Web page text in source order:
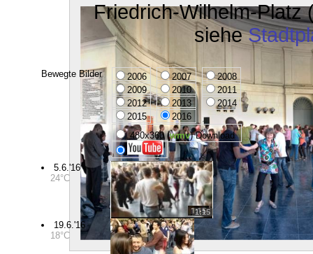
Friedrich-Wilhelm-Platz
siehe
Bewegte Bilder 2006 2007
2008
2009
2010
2011
2012
2013
2014
2015
2016
480x360 (wmv) Download
5.6.'16
24°C
1:15
19.6.'16
18°C